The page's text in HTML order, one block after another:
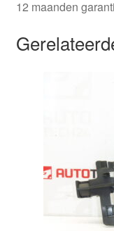
12 maanden